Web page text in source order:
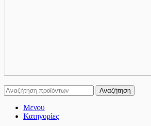
Αναζήτηση
Μενου
Κατηγορίες